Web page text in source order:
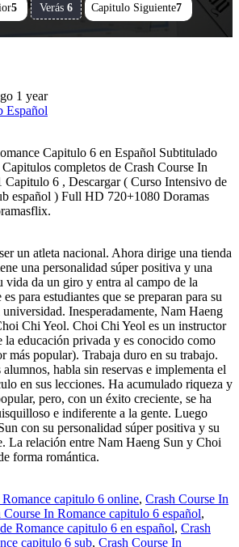
5 Verás 6 Capitulo Siguiente7
1 year
Español
Capitulo 6 en Español Subtitulado
completos de Crash Course In
Capitulo 6 , Descargar ( Curso Intensivo de
español ) Full HD 720+1080 Doramas
un atleta nacional. Ahora dirige una tienda
una personalidad súper positiva y una
vida da un giro y entra al campo de la
para estudiantes que se preparan para su
Inesperadamente, Nam Haeng
Chi Yeol. Choi Chi Yeol es un instructor
la educación privada y es conocido como
más popular). Trabaja duro en su trabajo.
habla sin reservas e implementa el
en sus lecciones. Ha acumulado riqueza y
pero, con un éxito creciente, se ha
e indiferente a la gente. Luego
con su personalidad súper positiva y su
La relación entre Nam Haeng Sun y Choi
forma romántica.
capitulo 6 online, Crash Course In
Course In Romance capitulo 6 español,
Romance capitulo 6 en español, Crash
capitulo 6 sub, Crash Course In